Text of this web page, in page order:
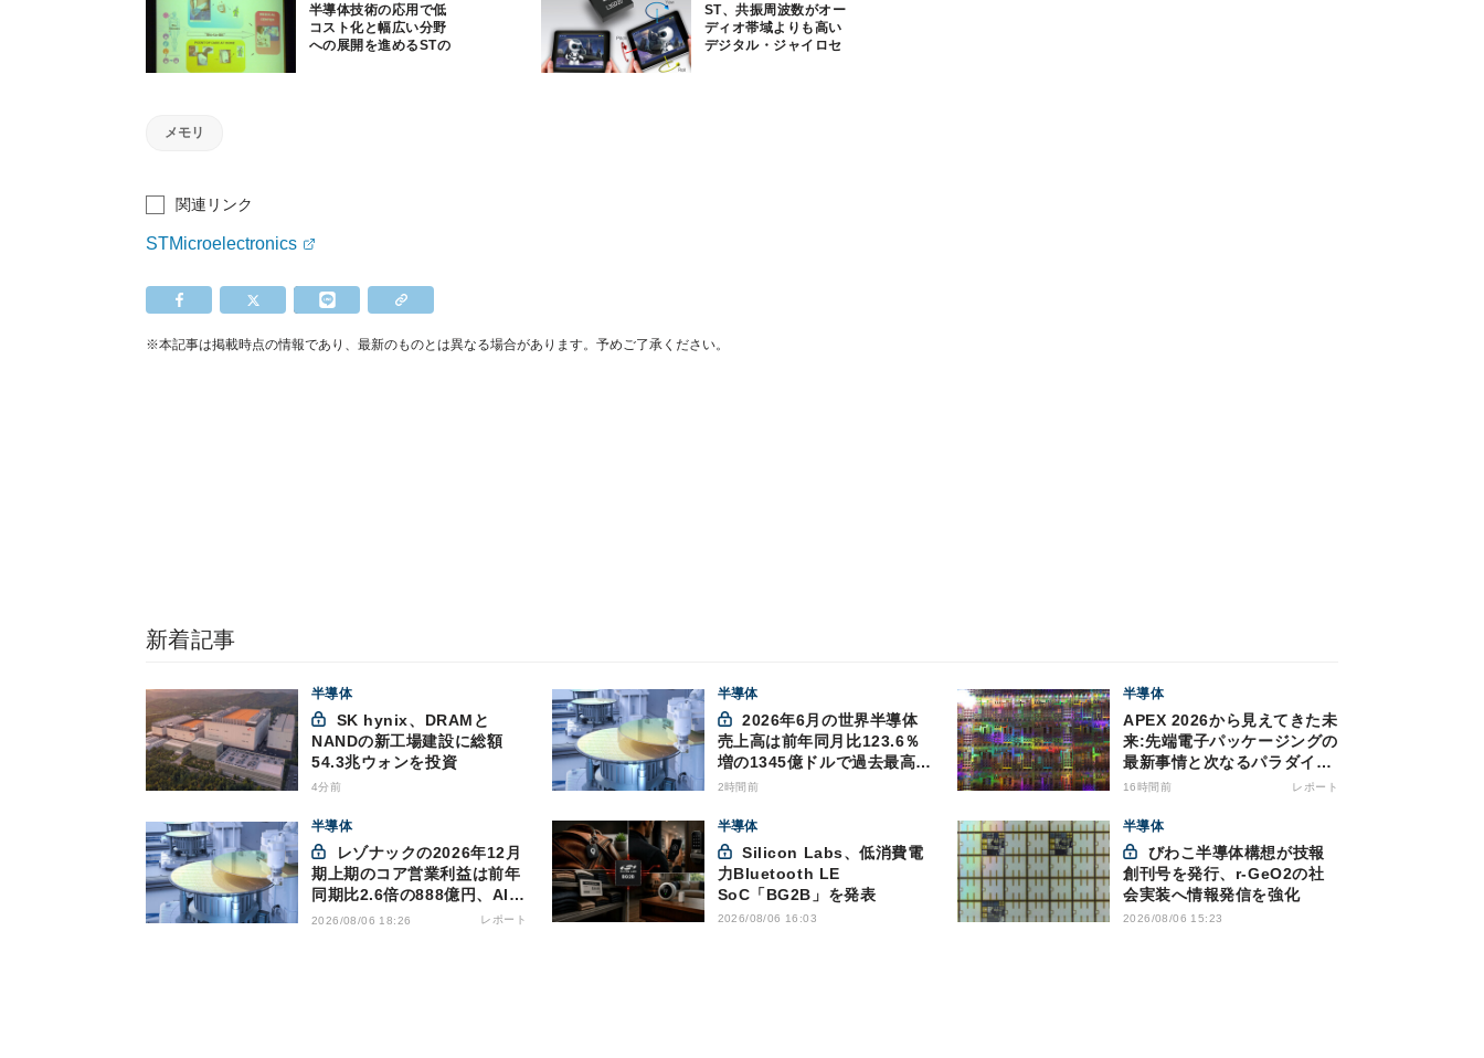
半導体技術の応用で低
コスト化と幅広い分野
への展開を進めるSTの
ST、共振周波数がオー
ディオ帯域よりも高い
デジタル・ジャイロセ
メモリ
関連リンク
STMicroelectronics
※本記事は掲載時点の情報であり、最新のものとは異なる場合があります。予めご了承ください。
新着記事
半導体
NANDの新工場建設に総額
54.3兆ウォンを投資
4分前
半導体
2026年6月の世界半導体
売上高は前年同月比123.6％
増の1345億ドルで過去最高更
新 SIA調べ
2時間前
半導体
APEX 2026から見えてきた未
来:先端電子パッケージングの
最新事情と次なるパラダイム
シフト
16時間前 レポート
半導体
期上期のコア営業利益は前年
同期比2.6倍の888億円、AI向
け半導体材料が好調
2026/08/06 18:26 レポート
半導体
Silicon Labs、低消費電
力Bluetooth LE
SoC「BG2B」を発表
2026/08/06 16:03
半導体
創刊号を発行、r-GeO2の社
会実装へ情報発信を強化
2026/08/06 15:23